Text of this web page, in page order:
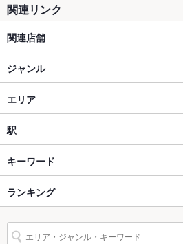
ソファー なし ：ソファー席のご利用は
テラス席 なし ：テラス席のご用意はご
設備
Wi-Fi
バリアフリ
ー
駐車場
英語メニュ
ー
あり
関連リンク
関連店舗
焼肉酒家てっしん。 高崎本店
ジャンル
焼肉・ホルモン
焼肉
高崎 × 焼肉・ホルモン
高崎 × 焼肉
高崎駅 × 焼肉・ホルモン
エリア
高崎駅
高崎駅 × 焼肉・ホルモン
高崎駅 × 焼肉
高崎駅 × 韓国料理
駅
北高崎駅
高崎駅
キーワード
にんにく料理
ランキング
群馬のグルメランキング